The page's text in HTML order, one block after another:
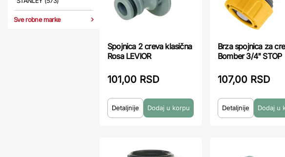
Sve robne marke
Spojnica 2 creva klasična
Rosa LEVIOR
101,00 RSD
Detaljnije
Brza spojnica za
Bomber 3/4" STOP
107,00 RSD
Detaljnije